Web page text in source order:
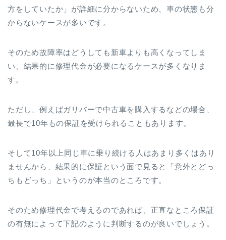
方をしていたか」が詳細に分からないため、車の状態も分
からないケースが多いです。
そのため故障率はどうしても新車よりも高くなってしま
い、結果的に修理代金が必要になるケースが多くなりま
す。
ただし、例えばガリバーで中古車を購入するなどの場合、
最長で10年もの保証を受けられることもあります。
そして10年以上同じ車に乗り続ける人はあまり多くはあり
ませんから、結果的に保証という面で見ると「意外とどっ
ちもどっち」というのが本当のところです。
そのため修理代金で考えるのであれば、正直なところ保証
の有無によって下記のように判断するのが良いでしょう。